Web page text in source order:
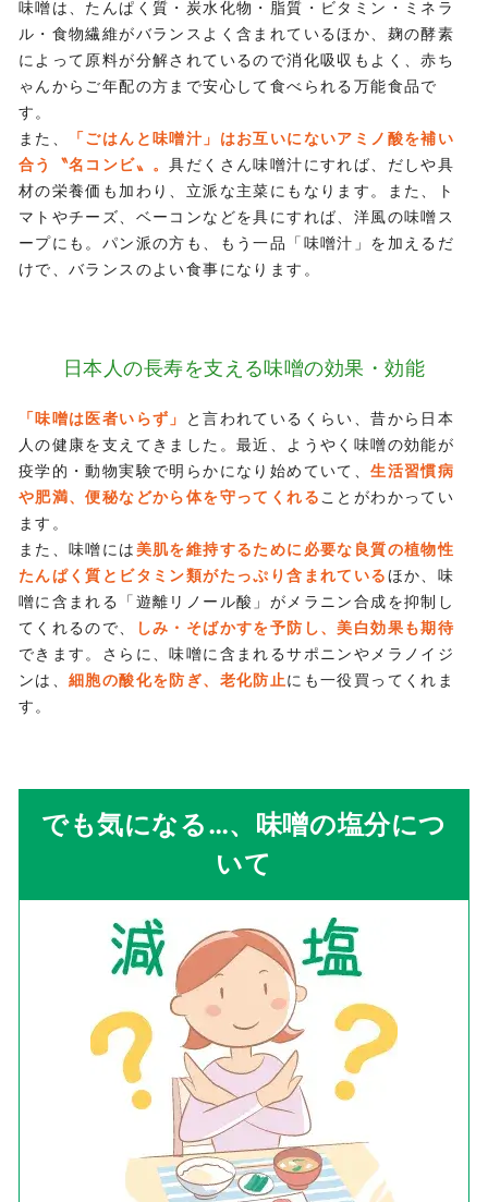
味噌は、たんぱく質・炭水化物・脂質・ビタミン・ミネラ
ル・食物繊維がバランスよく含まれているほか、麹の酵素
によって原料が分解されているので消化吸収もよく、赤ち
ゃんからご年配の方まで安心して食べられる万能食品で
す。
また、
「ごはんと味噌汁」はお互いにないアミノ酸を補い
合う〝名コンビ〟。具だくさん味噌汁にすれば、だしや具
材の栄養価も加わり、立派な主菜にもなります。また、ト
マトやチーズ、ベーコンなどを具にすれば、洋風の味噌ス
ープにも。パン派の方も、もう一品「味噌汁」を加えるだ
けで、バランスのよい食事になります。
日本人の長寿を支える味噌の効果・効能
「味噌は医者いらず」
と言われているくらい、昔から日本
人の健康を支えてきました。最近、ようやく味噌の効能が
疫学的・動物実験で明らかになり始めていて、生活習慣病
や肥満、便秘などから体を守ってくれる ことがわかってい
ます。
また、味噌には美肌を維持するために必要な良質の植物性
たんぱく質とビタミン類がたっぷり含まれているほか、味
噌に含まれる「遊離リノール酸」がメラニン合成を抑制し
てくれるので、
しみ・そばかすを予防し、美白効果も期待
できます。さらに、味噌に含まれるサポニンやメラノイジ
ンは、 細胞の酸化を防ぎ、老化防止にも一役買ってくれま
す。
でも気になる…、味噌の塩分につ
いて